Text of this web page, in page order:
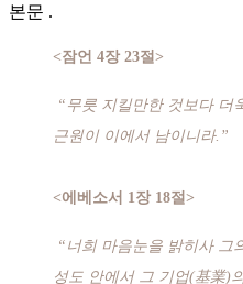
본문 .
<잠언 4장 23절>
“무릇 지킬만한 것보다 더
근원이 이에서 남이니라.”
<에베소서 1장 18절>
“너희 마음눈을 밝히사 그
성도 안에서 그 기업(基業)